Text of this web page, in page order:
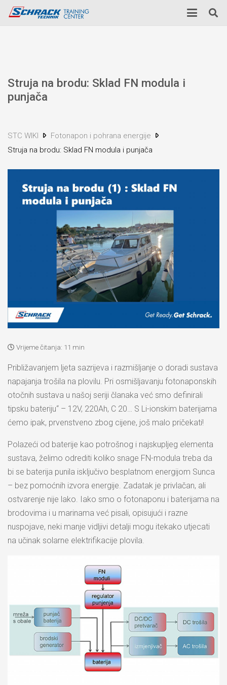
Struja na brodu: Sklad FN modula i
punjača
STC WIKI
Fotonapon i pohrana energije
Struja na brodu: Sklad FN modula i punjača
Vrijeme čitanja: 11 min
Približavanjem ljeta sazrijeva i razmišljanje o doradi sustava
napajanja trošila na plovilu. Pri osmišljavanju fotonaponskih
otočnih sustava u našoj seriji članaka već smo definirali
tipsku bateriju“ – 12V, 220Ah, C 20… S Li-ionskim baterijama
ćemo ipak, prvenstveno zbog cijene, još malo pričekati!
Polazeći od baterije kao potrošnog i najskupljeg elementa
sustava, želimo odrediti koliko snage FN-modula treba da
bi se baterija punila isključivo besplatnom energijom Sunca
– bez pomoćnih izvora energije. Zadatak je privlačan, ali
ostvarenje nije lako. Iako smo o fotonaponu i baterijama na
brodovima i u marinama već pisali, opisujući i razne
nuspojave, neki manje vidljivi detalji mogu itekako utjecati
na učinak solarne elektrifikacije plovila.